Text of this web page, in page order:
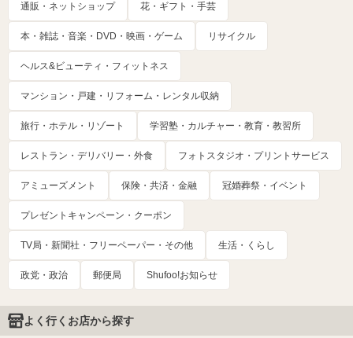
通販・ネットショップ 花・ギフト・手芸
本・雑誌・音楽・DVD・映画・ゲーム リサイクル
ヘルス&ビューティ・フィットネス
マンション・戸建・リフォーム・レンタル収納
旅行・ホテル・リゾート 学習塾・カルチャー・教育・教習所
レストラン・デリバリー・外食 フォトスタジオ・プリントサービス
アミューズメント 保険・共済・金融 冠婚葬祭・イベント
プレゼントキャンペーン・クーポン
TV局・新聞社・フリーペーパー・その他 生活・くらし
政党・政治 郵便局 Shufoo!お知らせ
よく行くお店から探す